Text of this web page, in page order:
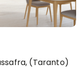
(Taranto)